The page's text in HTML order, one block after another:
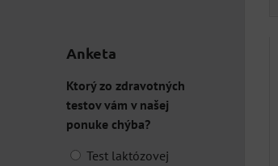
Anketa
Ktorý zo zdravotných
testov vám v našej
ponuke chýba?
Test laktózovej